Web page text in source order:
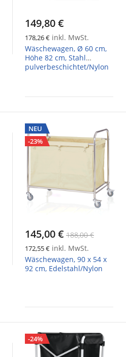
149,80 €
178,26 € inkl. MwSt.
Wäschewagen, Ø 60 cm,
Höhe 82 cm, Stahl
pulverbeschichtet/Nylon
NEU
-23%
145,00 € 188,00 €
172,55 € inkl. MwSt.
Wäschewagen, 90 x 54 x
92 cm, Edelstahl/Nylon
-24%